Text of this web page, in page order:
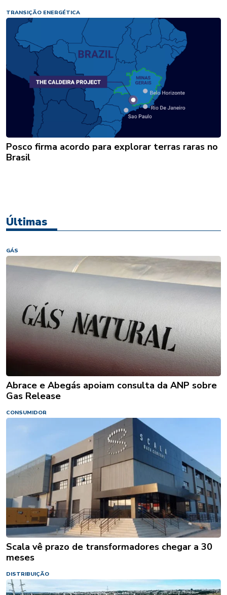
TRANSIÇÃO ENERGÉTICA
Posco firma acordo para explorar terras raras no
Brasil
Últimas
GÁS
Abrace e Abegás apoiam consulta da ANP sobre
Gas Release
CONSUMIDOR
Scala vê prazo de transformadores chegar a 30
meses
DISTRIBUIÇÃO